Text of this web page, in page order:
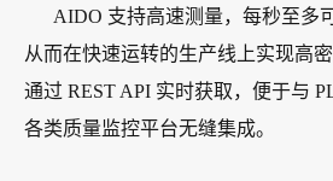
AIDO 支持高速测量，每秒至多
从而在快速运转的生产线上实现高
通过 REST API 实时获取，便于与
各类质量监控平台无缝集成。